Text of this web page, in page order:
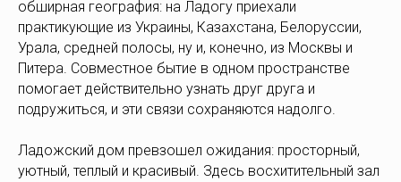
обширная география: на Ладогу приехали
практикующие из Украины, Казахстана, Белоруссии,
Урала, средней полосы, ну и, конечно, из Москвы и
Питера. Совместное бытие в одном пространстве
помогает действительно узнать друг друга и
подружиться, и эти связи сохраняются надолго.
Ладожский дом превзошел ожидания: просторный,
уютный, теплый и красивый. Здесь восхитительный зал